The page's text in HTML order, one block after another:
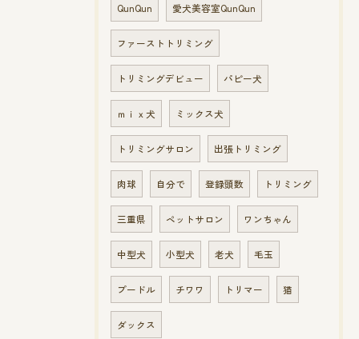
QunQun 愛犬美容室QunQun
ファーストトリミング
トリミングデビュー パピー犬
ｍｉｘ犬 ミックス犬
トリミングサロン 出張トリミング
肉球 自分で 登録頭数 トリミング
三重県 ペットサロン ワンちゃん
中型犬 小型犬 老犬 毛玉
プードル チワワ トリマー 猫
ダックス